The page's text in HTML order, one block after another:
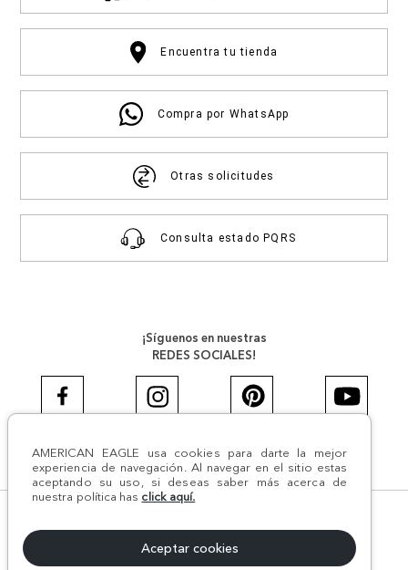
AMERICAN EAGLE usa cookies para darte la mejor
experiencia de navegación. Al navegar en el sitio estas
aceptando su uso, si deseas saber más acerca de
nuestra política has click aquí.
Aceptar cookies
Encuentra tu tienda
Compra por WhatsApp
Otras solicitudes
Consulta estado PQRS
¡Síguenos en nuestras
REDES SOCIALES!
#AEJEANS #AerieREALCOL
NIT:800.069.933-6 | CII 14 #52A - 370 | Medellín, Colombia